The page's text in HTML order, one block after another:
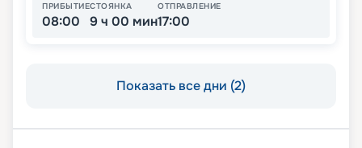
ПРИБЫТИЕ
08:00
СТОЯНКА
9 ч 00 мин
ОТПРАВЛЕНИЕ
17:00
Показать все дни (2)